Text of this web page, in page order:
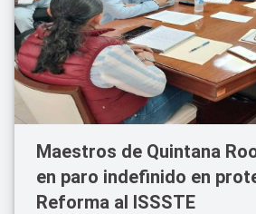
Maestros de Quintana
en paro indefinido en
Reforma al ISSSTE